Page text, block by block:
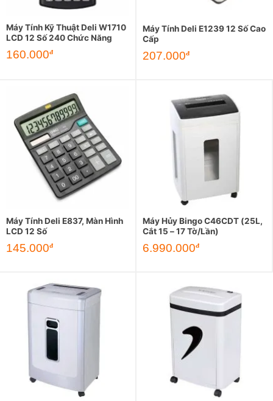
Máy Tính Kỹ Thuật Deli W1710
LCD 12 Số 240 Chức Năng
160.000đ
Máy Tính Deli E1239 12 Số Cao
Cấp
207.000đ
Máy Tính Deli E837, Màn Hình
LCD 12 Số
145.000đ
Máy Hủy Bingo C46CDT (25L,
Cắt 15 – 17 Tờ/Lần)
6.990.000đ